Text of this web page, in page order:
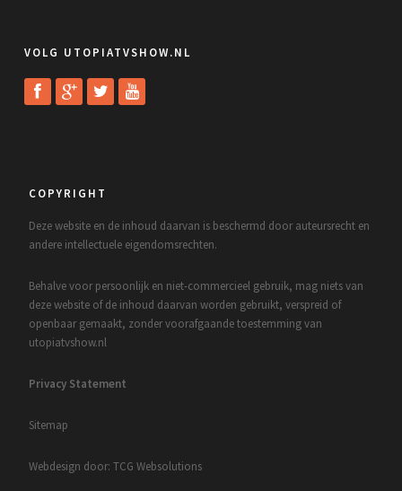
VOLG UTOPIATVSHOW.NL
COPYRIGHT
Deze website en de inhoud daarvan is beschermd door auteursrecht en
andere intellectuele eigendomsrechten.
Behalve voor persoonlijk en niet-commercieel gebruik, mag niets van
deze website of de inhoud daarvan worden gebruikt, verspreid of
openbaar gemaakt, zonder voorafgaande toestemming van
utopiatvshow.nl
Privacy Statement
Sitemap
Webdesign door: TCG Websolutions